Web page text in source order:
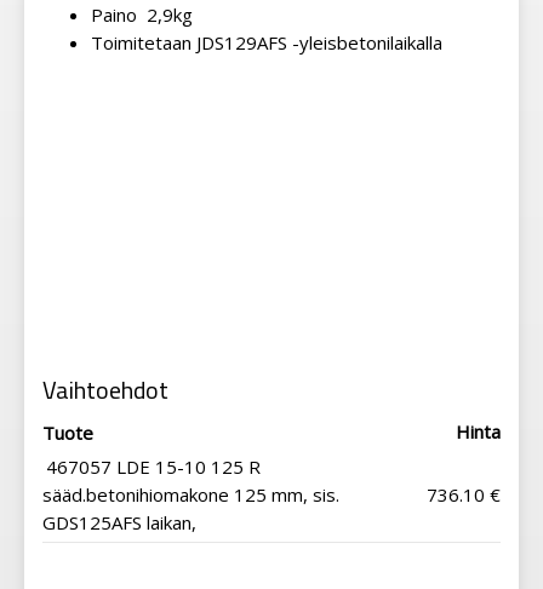
Paino 2,9kg
Toimitetaan JDS129AFS -yleisbetonilaikalla
Vaihtoehdot
Tuote
Hinta
467057 LDE 15-10 125 R
sääd.betonihiomakone 125 mm, sis.
GDS125AFS laikan,
736.10 €